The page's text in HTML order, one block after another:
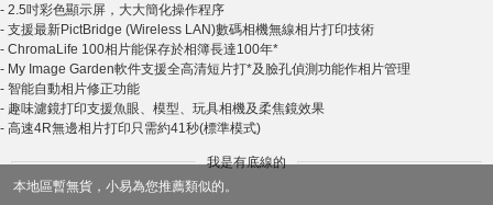
- 2.5吋彩色顯示屏，大大簡化操作程序
- 支援最新PictBridge (Wireless LAN)數碼相機無線相片打印技術
- ChromaLife 100相片能保存於相簿長達100年*
- My Image Garden軟件支援全高清短片打*及臉孔偵測功能作相片管理
- 智能自動相片修正功能
- 趣味濾鏡打印支援魚眼、模型、玩具相機及柔焦鏡效果
- 高速4R無邊相片打印只需約41秒(標準模式)
我是有底線的
本地區暫無貨，小易為您推薦類似的。